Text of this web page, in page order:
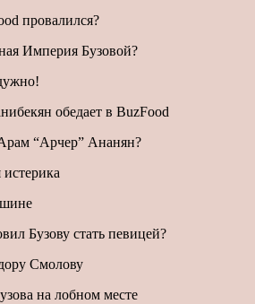
провалился?
Империя Бузовой?
обедает в BuzFood
“Арчер” Ананян?
Бузову стать певицей?
Смолову
на лобном месте